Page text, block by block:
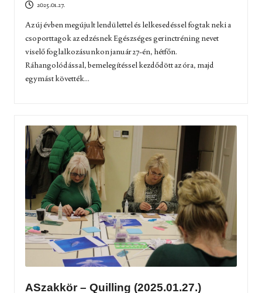
2025.01.27.
Az új évben megújult lendülettel és lelkesedéssel fogtak neki a
csoporttagok az edzésnek Egészséges gerinctréning nevet
viselő foglalkozásunkon január 27-én, hétfőn.
Ráhangolódással, bemelegítéssel kezdődött az óra, majd
egymást követték...
ASzakkör – Quilling (2025.01.27.)